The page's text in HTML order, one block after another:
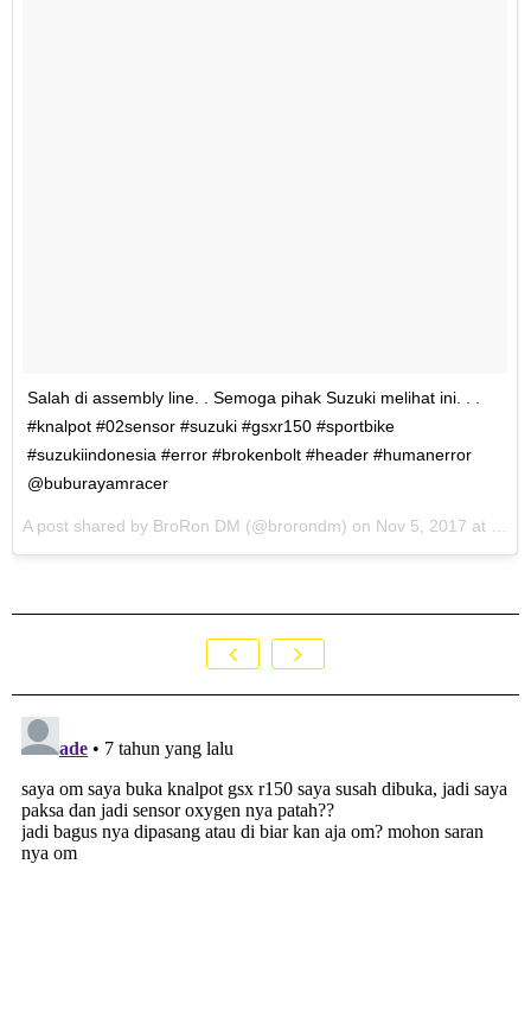
Salah di assembly line. . Semoga pihak Suzuki melihat ini. . .
#knalpot #02sensor #suzuki #gsxr150 #sportbike
#suzukiindonesia #error #brokenbolt #header #humanerror
@buburayamracer
A post shared by BroRon DM (@brorondm) on Nov 5, 2017 at 1:57am PDT